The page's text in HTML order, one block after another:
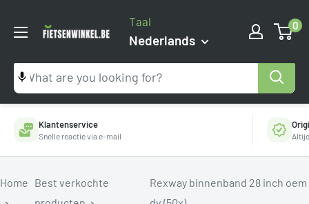
naar
Fietsenwinkel.be
Taal
Nederlands
0
Klantenservice
Snelle reactie via e-mail
Home Best verkochte
Rexway binnenband 28 inch oem